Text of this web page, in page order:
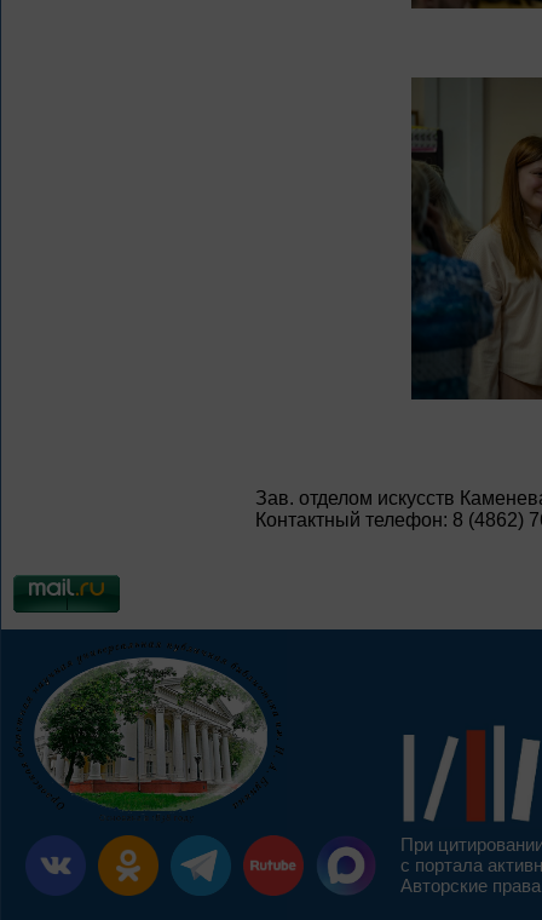
Зав. отделом искусств
Контактный телефон: 8 (4862)
При
с портала
Авторские